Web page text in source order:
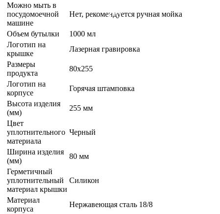
Можно мыть в
посудомоечной
машине
Нет, рекомендуется ручная мойка
Объем бутылки
1000 мл
Логотип на
крышке
Лазерная гравировка
Размеры
продукта
80x255
Логотип на
корпусе
Горячая штамповка
Высота изделия
(мм)
255 мм
Цвет
уплотнительного
материала
Черный
Ширина изделия
(мм)
80 мм
Герметичный
уплотнительный
материал крышки
Силикон
Материал
корпуса
Нержавеющая сталь 18/8